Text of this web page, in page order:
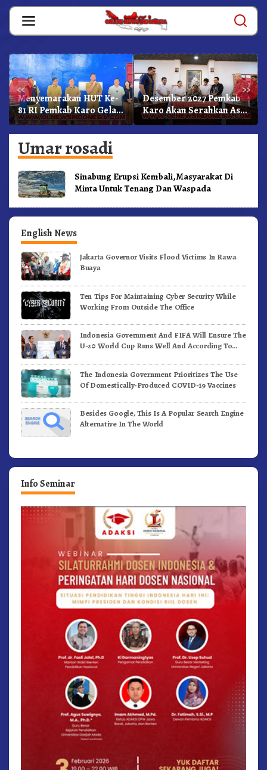
Skip
content
« »
Menyemarakan HUT Ke-
81 RI Pemkab Karo Gelar
Pertandingan Olahraga
Desember 2027 Pemkab
Karo Akan Serahkan Aset
RSUD Kabanjahe Ke
Moderamen GBKP
Umar rosadi
Sinabung Erupsi Kembali,Masyarakat Di
Minta Untuk Tenang Dan Waspada
English News
Jakarta Governor Visits Flood Victims In Rawa
Buaya
Ten Tips For Maintaining Cyber Security While
Working From Outside The Office
Indonesia Government And FIFA Will Ensure The
U-20 World Cup Runs Well And According To
The Indonesia Government Prioritizes The Use
Of Domestically-Produced COVID-19 Vaccines
Besides Google, This Is A Popular Search Engine
Alternative In The World
Info Seminar